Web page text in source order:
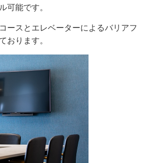
可能です。
ースとエレベーターによるバリアフ
おります。